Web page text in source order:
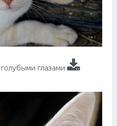
глазами